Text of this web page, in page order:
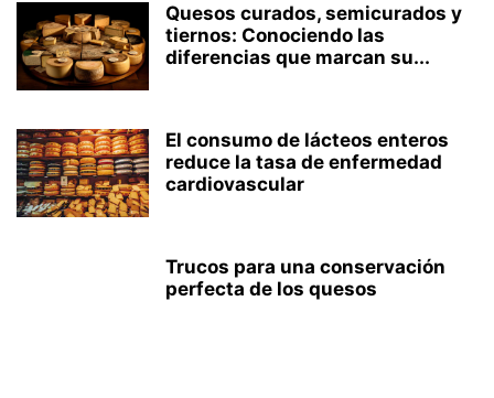
Quesos curados, semicurados y
tiernos: Conociendo las
diferencias que marcan su...
El consumo de lácteos enteros
reduce la tasa de enfermedad
cardiovascular
Trucos para una conservación
perfecta de los quesos